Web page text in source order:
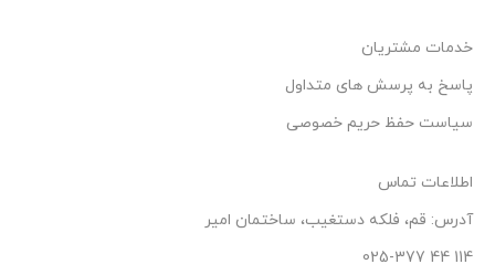
خدمات مشتریان
پاسخ به پرسش های متداول
سیاست حفظ حریم خصوصی
اطلاعات تماس
آدرس: قم، فلکه دستغیب، ساختمان امیر
114 44 025-377